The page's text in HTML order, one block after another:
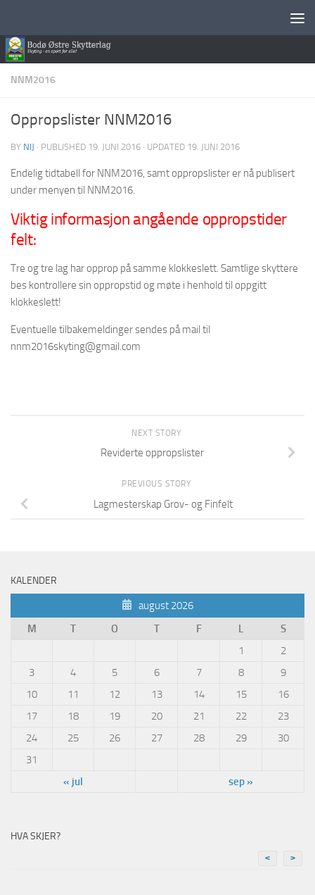
NNM2016
Oppropslister NNM2016
BY NIJ · PUBLISHED 19. JUNI 2016 · UPDATED 19. JUNI 2016
Endelig tidtabell for NNM2016, samt oppropslister er nå publisert
under menyen til NNM2016.
Viktig informasjon angående oppropstider
felt:
Tre og tre lag har opprop på samme klokkeslett. Samtlige skyttere
bes kontrollere sin oppropstid og møte i henhold til oppgitt
klokkeslett!
Eventuelle tilbakemeldinger sendes på mail til
nnm2016skyting@gmail.com
NEXT STORY
Reviderte oppropslister
PREVIOUS STORY
Lagmesterskap Grov- og Finfelt
KALENDER
august 2026
M
T O T F L
S
1
2
3
4 5 6 7 8
9
10
11 12 13 14 15
16
17
18 19 20 21 22
23
24
25 26 27 28 29
30
31
« jul
sep »
HVA SKJER?
< >